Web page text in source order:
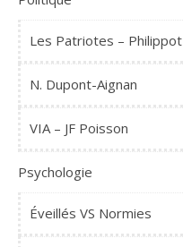
Les Patriotes – Philippot
N. Dupont-Aignan
VIA – JF Poisson
Psychologie
Éveillés VS Normies